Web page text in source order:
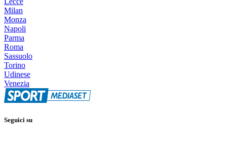
Milan
Monza
Napoli
Parma
Roma
Sassuolo
Torino
Udinese
Venezia
Seguici su